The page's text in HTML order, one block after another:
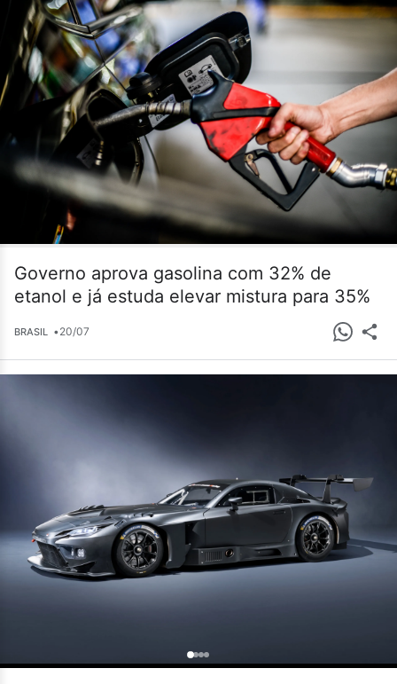
Governo aprova gasolina com 32% de
etanol e já estuda elevar mistura para 35%
BRASIL •20/07